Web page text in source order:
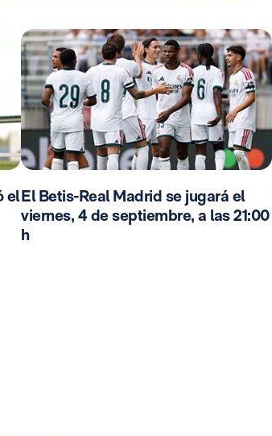
elEl Betis-Real Madrid se jugará el
viernes, 4 de septiembre, a las 21:00
h